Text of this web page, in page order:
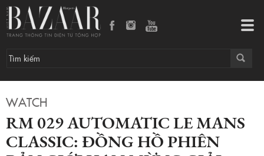
WATCH
RM 029 AUTOMATIC LE MANS
CLASSIC: ĐỒNG HỒ PHIÊN